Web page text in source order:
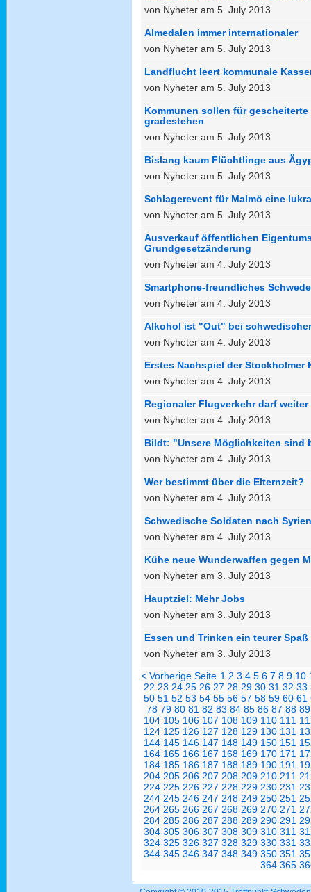
von Nyheter am 5. July 2013
Almedalen immer internationaler
von Nyheter am 5. July 2013
Landflucht leert kommunale
von Nyheter am 5. July 2013
Kommunen sollen für
gradestehen
von Nyheter am 5. July 2013
Bislang kaum Flüchtlinge aus
von Nyheter am 5. July 2013
Schlagerevent für Malmö eine
von Nyheter am 5. July 2013
Ausverkauf öffentlichen
Grundgesetzänderung
von Nyheter am 4. July 2013
Smartphone-freundliches
von Nyheter am 4. July 2013
Alkohol ist "Out" bei
von Nyheter am 4. July 2013
Erstes Nachspiel der Stockholmer
von Nyheter am 4. July 2013
Regionaler Flugverkehr darf
von Nyheter am 4. July 2013
Bildt: "Unsere Möglichkeiten sind
von Nyheter am 4. July 2013
Wer bestimmt über die Elternzeit?
von Nyheter am 4. July 2013
Schwedische Soldaten nach Syrien
von Nyheter am 4. July 2013
Kühe neue Wunderwaffen gegen
von Nyheter am 3. July 2013
Hauptziel: Mehr Jobs
von Nyheter am 3. July 2013
Essen und Trinken ein teurer
von Nyheter am 3. July 2013
< Vorherige Seite 1 2 3 4 5 6 7 8 9 10
22 23 24 25 26 27 28 29 30 31 32 33
50 51 52 53 54 55 56 57 58 59 60 61
78 79 80 81 82 83 84 85 86 87 88 89
104 105 106 107 108 109 110 111
124 125 126 127 128 129 130 131
144 145 146 147 148 149 150 151
164 165 166 167 168 169 170 171
184 185 186 187 188 189 190 191
204 205 206 207 208 209 210 211
224 225 226 227 228 229 230 231
244 245 246 247 248 249 250 251
264 265 266 267 268 269 270 271
284 285 286 287 288 289 290 291
304 305 306 307 308 309 310 311
324 325 326 327 328 329 330 331
344 345 346 347 348 349 350 351
364 365